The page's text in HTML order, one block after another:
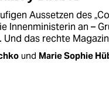
Aussetzen des
Innenministerin an –
das rechte
und Marie Sophie